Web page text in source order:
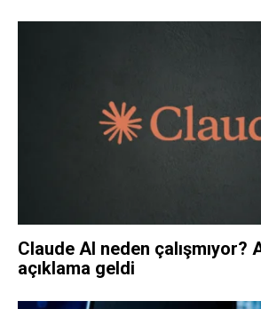
Claude AI neden çalışmıyor?
açıklama geldi